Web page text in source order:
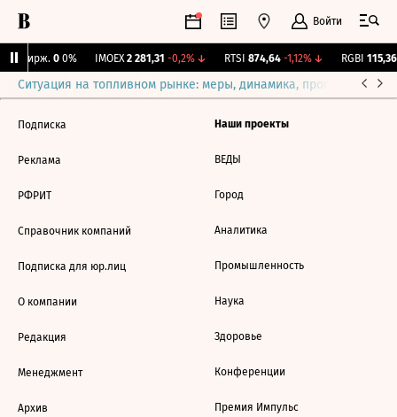
Войти
Бирж. 0 0% IMOEX 2 281,31 -0,2%↓ RTSI 874,64 -1,12%↓ RGBI 115,36
Ситуация на топливном рынке: меры, динамика, прогнозы
Подписка
Реклама
РФРИТ
Справочник компаний
Подписка для юр.лиц
О компании
Редакция
Менеджмент
Архив
Наши проекты
ВЕДЫ
Город
Аналитика
Промышленность
Наука
Здоровье
Конференции
Премия Импульс